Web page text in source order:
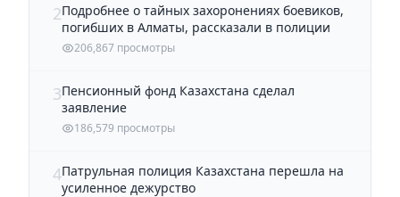
2Подробнее о тайных захоронениях боевиков,
погибших в Алматы, рассказали в полиции
206,867 просмотры
3Пенсионный фонд Казахстана сделал
заявление
186,579 просмотры
4Патрульная полиция Казахстана перешла на
усиленное дежурство